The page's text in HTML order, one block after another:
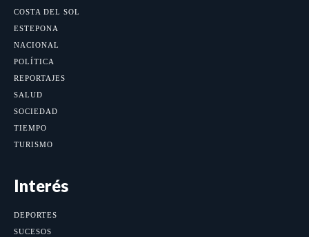
COSTA DEL SOL
ESTEPONA
NACIONAL
POLÍTICA
REPORTAJES
SALUD
SOCIEDAD
TIEMPO
TURISMO
Interés
DEPORTES
SUCESOS